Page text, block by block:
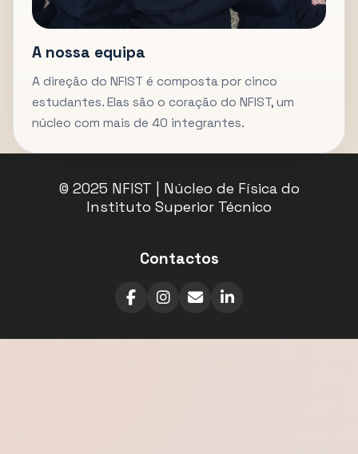
A nossa equipa
A direção do NFIST é composta por cinco
estudantes. Elas são o coração do NFIST, um
núcleo com mais de 40 integrantes.
© 2025 NFIST | Núcleo de Física do
Instituto Superior Técnico
Contactos